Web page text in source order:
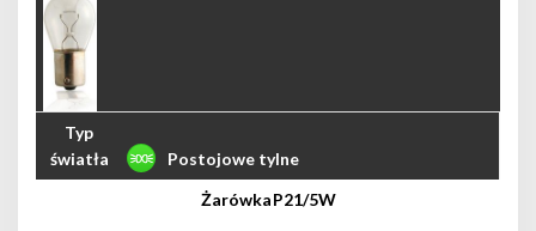
Postojowe tylne
P21/5W